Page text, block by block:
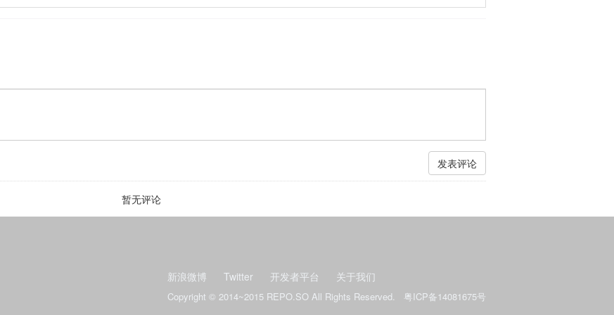
发表评论
暂无评论
新浪微博 Twitter 开发者平台 关于我们
Copyright © 2014~2015 REPO.SO All Rights Reserved. 粤ICP备14081675号